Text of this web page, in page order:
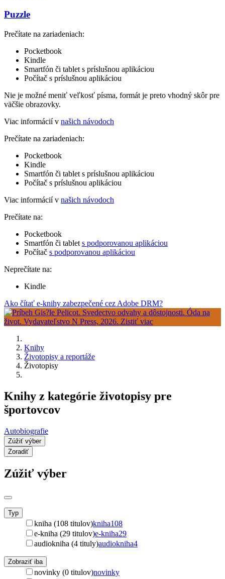
Puzzle
Prečítate na zariadeniach:
Pocketbook
Kindle
Smartfón či tablet s príslušnou aplikáciou
Počítač s príslušnou aplikáciou
Nie je možné meniť veľkosť písma, formát je preto vhodný skôr pre
väčšie obrazovky.
Viac informácií v našich návodoch
Prečítate na zariadeniach:
Pocketbook
Kindle
Smartfón či tablet s príslušnou aplikáciou
Počítač s príslušnou aplikáciou
Viac informácií v našich návodoch
Prečítate na:
Pocketbook
Smartfón či tablet s podporovanou aplikáciou
Počítač s podporovanou aplikáciou
Neprečítate na:
Kindle
Ako čítať e-knihy zabezpečené cez Adobe DRM?
Knihy
Životopisy a reportáže
Životopisy
Knihy z kategórie životopisy pre
športovcov
Autobiografie
Zúžiť výber
Zoradiť
Zúžiť výber
Typ
kniha (108 titulov)kniha108
e-kniha (29 titulov)e-kniha29
audiokniha (4 tituly)audiokniha4
Zobraziť iba
novinky (0 titulov)novinky